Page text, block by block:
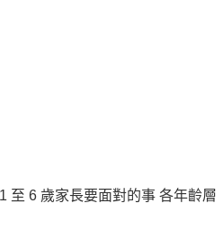
至 6 歲家長要面對的事 各年齡層